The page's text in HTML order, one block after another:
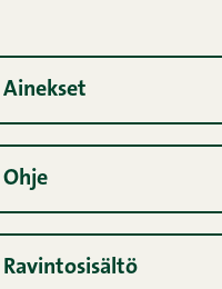
Ainekset
Ohje
Ravintosisältö